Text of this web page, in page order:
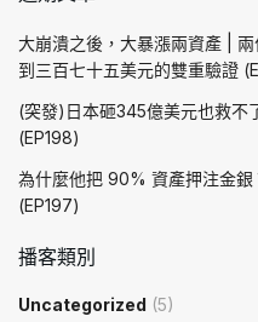
大崩潰之後，大暴漲兩資產 |
到三百七十五美元的雙重驗證
(突發)日本砸345億美元也救不
(EP198)
為什麼他把 90% 資產押注金
(EP197)
播客類別
Uncategorized (5)